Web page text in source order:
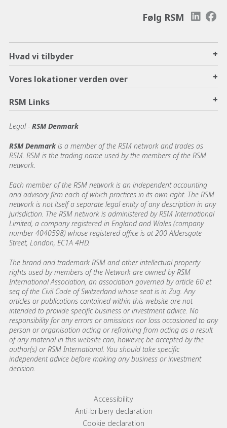
Følg RSM
Hvad vi tilbyder +
Vores lokationer verden over +
RSM Links +
Legal - RSM Denmark
RSM Denmarkis a member of the RSM network and trades as
RSM. RSM is the trading name used by the members of the RSM
network.
Each member of the RSM network is an independent accounting
and advisory firm each of which practices in its own right. The RSM
network is not itself a separate legal entity of any description in any
jurisdiction. The RSM network is administered by RSM International
Limited, a company registered in England and Wales (company
number 4040598) whose registered office is at 200 Aldersgate
Street, London, EC1A 4HD.
The brand and trademark RSM and other intellectual property
rights used by members of the Network are owned by RSM
International Association, an association governed by article 60 et
seq of the Civil Code of Switzerland whose seat is in Zug. Any
articles or publications contained within this website are not
intended to provide specific business or investment advice. No
responsibility for any errors or omissions nor loss occasioned to any
person or organisation acting or refraining from acting as a result
of any material in this website can, however, be accepted by the
author(s) or RSM International. You should take specific
independent advice before making any business or investment
decision.
Footer menu linksAccessibility
Anti-bribery declaration
Cookie declaration